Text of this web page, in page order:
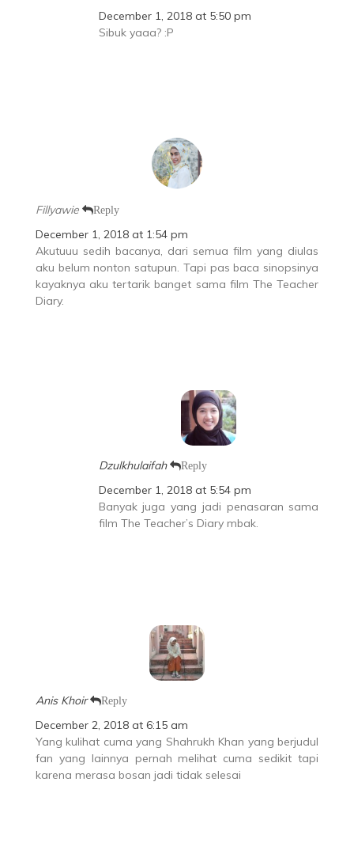
December 1, 2018 at 5:50 pm
Sibuk yaaa? :P
Fillyawie Reply
December 1, 2018 at 1:54 pm
Akutuuu sedih bacanya, dari semua film yang diulas
aku belum nonton satupun. Tapi pas baca sinopsinya
kayaknya aku tertarik banget sama film The Teacher
Diary.
Dzulkhulaifah Reply
December 1, 2018 at 5:54 pm
Banyak juga yang jadi penasaran sama
film The Teacher’s Diary mbak.
Anis Khoir Reply
December 2, 2018 at 6:15 am
Yang kulihat cuma yang Shahrukh Khan yang berjudul
fan yang lainnya pernah melihat cuma sedikit tapi
karena merasa bosan jadi tidak selesai